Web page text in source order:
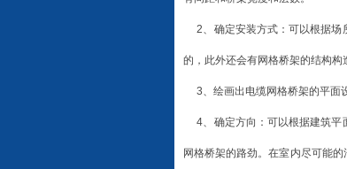
2、确定安装方式：可以根据场
的，此外还会有网格桥架的结构构
3、绘画出电缆网格桥架的平面
4、确定方向：可以根据建筑平
网格桥架的路劲。在室内尽可能